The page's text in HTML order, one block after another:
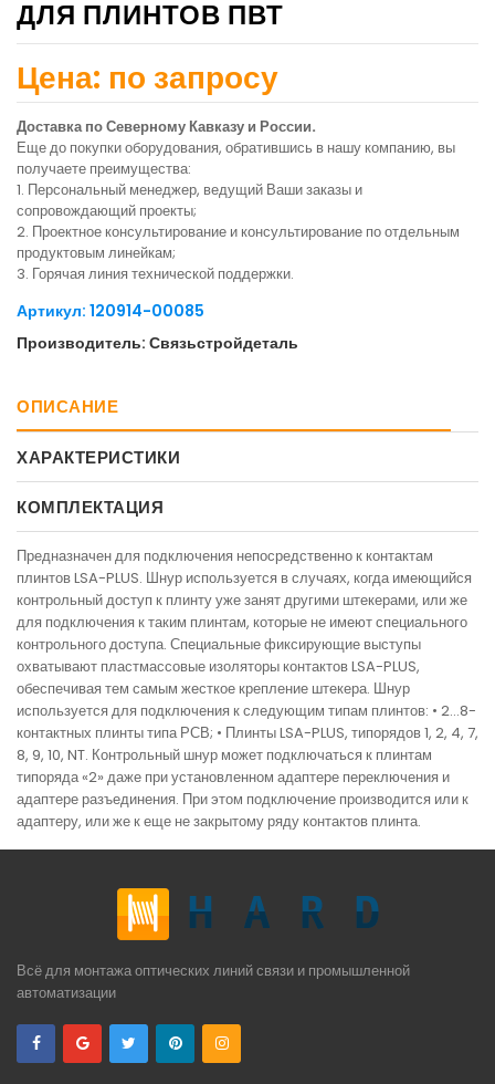
ДЛЯ ПЛИНТОВ ПВТ
Цена: по запросу
Доставка по Северному Кавказу и России.
Еще до покупки оборудования, обратившись в нашу компанию, вы
получаете преимущества:
1. Персональный менеджер, ведущий Ваши заказы и
сопровождающий проекты;
2. Проектное консультирование и консультирование по отдельным
продуктовым линейкам;
3. Горячая линия технической поддержки.
Артикул: 120914-00085
Производитель: Связьстройдеталь
ОПИСАНИЕ
ХАРАКТЕРИСТИКИ
КОМПЛЕКТАЦИЯ
Предназначен для подключения непосредственно к контактам
плинтов LSA-PLUS. Шнур используется в случаях, когда имеющийся
контрольный доступ к плинту уже занят другими штекерами, или же
для подключения к таким плинтам, которые не имеют специального
контрольного доступа. Специальные фиксирующие выступы
охватывают пластмассовые изоляторы контактов LSA-PLUS,
обеспечивая тем самым жесткое крепление штекера. Шнур
используется для подключения к следующим типам плинтов: • 2...8-
контактных плинты типа РСВ; • Плинты LSA-PLUS, типорядов 1, 2, 4, 7,
8, 9, 10, NT. Контрольный шнур может подключаться к плинтам
типоряда «2» даже при установленном адаптере переключения и
адаптере разъединения. При этом подключение производится или к
адаптеру, или же к еще не закрытому ряду контактов плинта.
Всё для монтажа оптических линий связи и промышленной
автоматизации